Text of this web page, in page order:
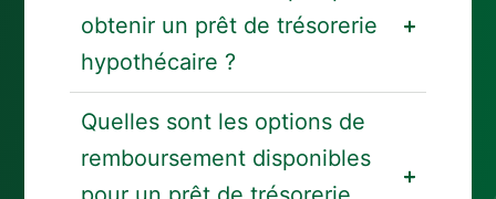
obtenir un prêt de trésorerie
hypothécaire ?
Quelles sont les options de
remboursement disponibles